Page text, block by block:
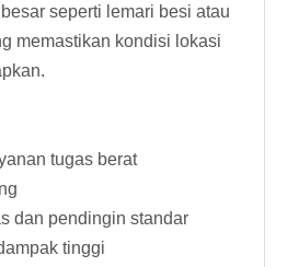
seperti lemari besi atau
memastikan kondisi lokasi
tugas berat
dan pendingin standar
tinggi